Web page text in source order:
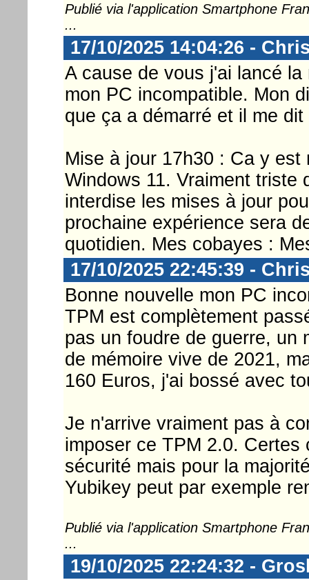
Publié via l'application Smartphone
...
17/10/2025 14:04:26 -
A cause de vous j'ai lancé
mon PC incompatible. Mon
que ça a démarré et il me
Mise à jour 17h30 : Ca y
Windows 11. Vraiment triste
interdise les mises à jour
prochaine expérience sera
quotidien. Mes cobayes :
17/10/2025 22:45:39 -
Bonne nouvelle mon PC
TPM est complètement
pas un foudre de guerre, un
de mémoire vive de 2021,
160 Euros, j'ai bossé avec
Je n'arrive vraiment pas à
imposer ce TPM 2.0.
sécurité mais pour la
Yubikey peut par exemple
Publié via l'application Smartphone
...
19/10/2025 22:24:32 -